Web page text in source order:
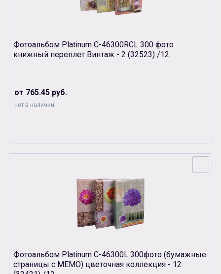
Фотоальбом Platinum С-46300RCL 300 фото
книжный переплет Винтаж - 2 (32523) /12
от 765.45 руб.
нет в наличии
Фотоальбом Platinum С-46300L 300фото (бумажные
страницы с MEMO) цветочная коллекция - 12